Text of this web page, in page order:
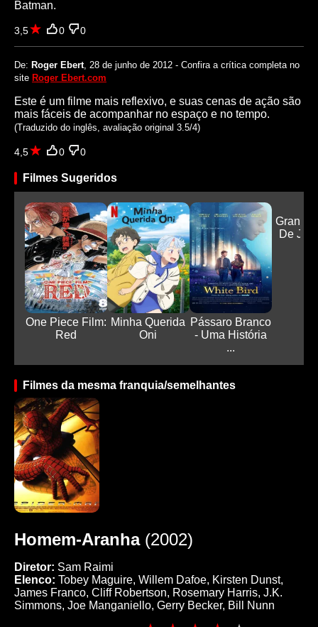
Batman.
3,5 0 0
De: Roger Ebert, 28 de junho de 2012 - Confira a crítica completa no
site Roger Ebert.com
Este é um filme mais reflexivo, e suas cenas de ação são
mais fáceis de acompanhar no espaço e no tempo.
(Traduzido do inglês, avaliação original 3.5/4)
4,5 0 0
Filmes Sugeridos
One Piece Film:
Red
Minha Querida
Oni
Pássaro Branco
- Uma História
...
Gran
De
Filmes da mesma franquia/semelhantes
Homem-Aranha(2002)
Diretor: Sam Raimi
Elenco: Tobey Maguire, Willem Dafoe, Kirsten Dunst,
James Franco, Cliff Robertson, Rosemary Harris, J.K.
Simmons, Joe Manganiello, Gerry Becker, Bill Nunn